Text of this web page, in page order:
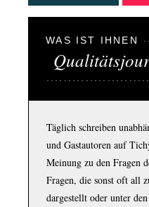
WAS IST IHNEN
Täglich schreiben
und Gastautoren auf
Meinung zu den Fragen
Fragen, die sonst oft all
dargestellt oder unter